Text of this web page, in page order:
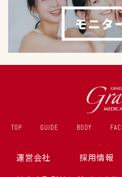
TOP GUIDE BODY
運営会社 採用情報